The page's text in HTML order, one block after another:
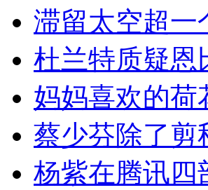
滞留太空超一
杜兰特质疑恩
妈妈喜欢的荷
蔡少芬除了剪
杨紫在腾讯四